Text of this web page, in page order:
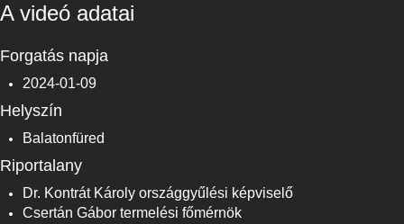
A videó adatai
Forgatás napja
2024-01-09
Helyszín
Balatonfüred
Riportalany
Dr. Kontrát Károly országgyűlési képviselő
Csertán Gábor termelési főmérnök